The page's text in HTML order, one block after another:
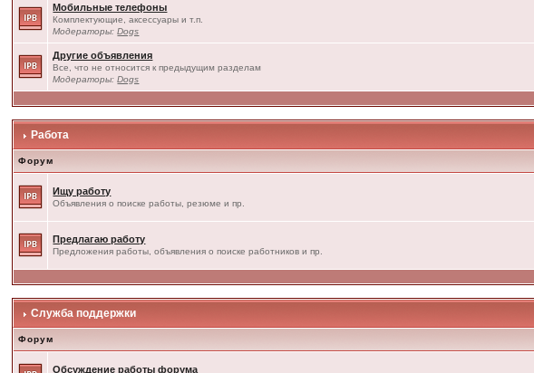
Мобильные телефоны
Комплектующие, аксессуары и т.п.
Модераторы:Dogs
Другие объявления
Все, что не относится к предыдущим разделам
Модераторы:Dogs
Работа
Форум
Ищу работу
Объявления о поиске работы, резюме и пр.
Предлагаю работу
Предложения работы, объявления о поиске работников и пр.
Служба поддержки
Форум
Обсуждение работы форума